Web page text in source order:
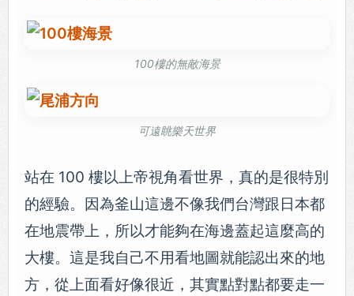
100樓的無敵海景
可遠眺樂天世界
站在 100 樓以上帝視角看世界，真的是很特別
的經驗。因為釜山這邊不像我們台灣跟日本都
在地震帶上，所以才能夠在海邊蓋起這麼高的
大樓。這是我自己不用看地圖就能認出來的地
方，從上面看好像很近，其實點對點都要走一